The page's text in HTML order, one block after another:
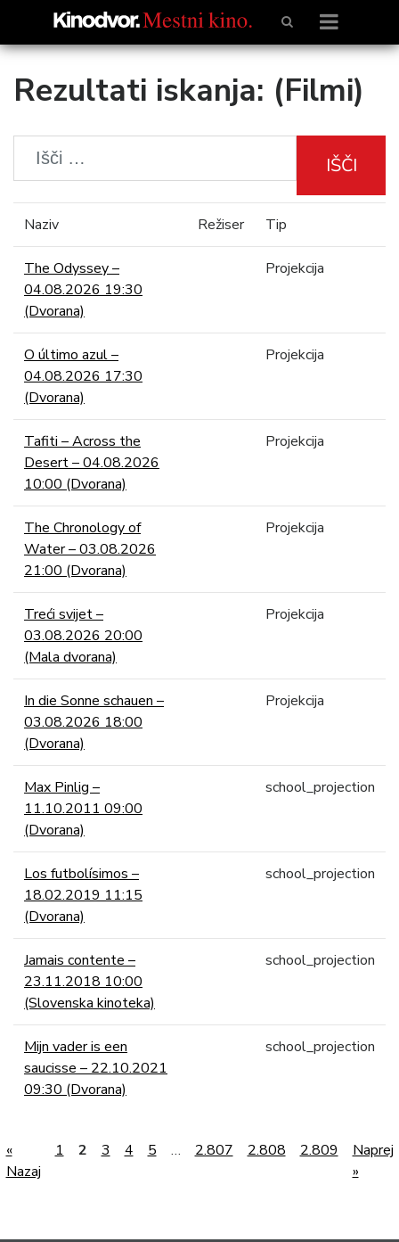
Rezultati iskanja: (Filmi)
IŠČI
Naziv Režiser Tip
The Odyssey –
04.08.2026 19:30
(Dvorana)
Projekcija
O último azul –
04.08.2026 17:30
(Dvorana)
Projekcija
Tafiti – Across the
Desert – 04.08.2026
10:00 (Dvorana)
Projekcija
The Chronology of
Water – 03.08.2026
21:00 (Dvorana)
Projekcija
Treći svijet –
03.08.2026 20:00
(Mala dvorana)
Projekcija
In die Sonne schauen –
03.08.2026 18:00
(Dvorana)
Projekcija
Max Pinlig –
11.10.2011 09:00
(Dvorana)
school_projection
Los futbolísimos –
18.02.2019 11:15
(Dvorana)
school_projection
Jamais contente –
23.11.2018 10:00
(Slovenska kinoteka)
school_projection
Mijn vader is een
saucisse – 22.10.2021
09:30 (Dvorana)
school_projection
«
Nazaj
1 2 3 4 5 … 2.807 2.808 2.809
Naprej
»